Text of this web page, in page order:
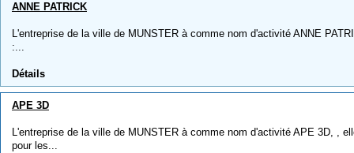
ANNE PATRICK
L'entreprise de la ville de MUNSTER à comme nom d'activité ANNE
:...
Détails
APE 3D
L'entreprise de la ville de MUNSTER à comme nom d'activité APE 3D, ,
pour les...